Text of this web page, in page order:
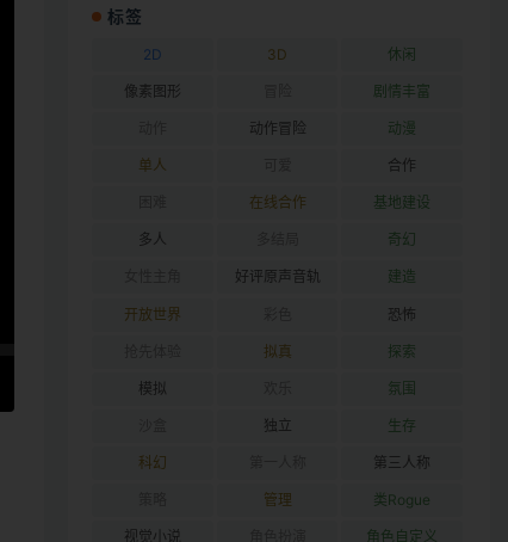
标签
2D 3D 休闲
像素图形 剧情丰富
动作冒险 动漫
单人 合作
在线合作 基地建设
多人 奇幻
好评原声音轨 建造
开放世界 恐怖
拟真 探索
模拟 氛围
独立 生存
科幻 第三人称
管理 类Rogue
视觉小说 角色自定义